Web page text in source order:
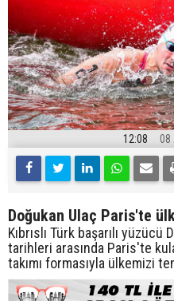
12:08 08
Doğukan Ulaç Paris'te
Kıbrıslı Türk başarılı
tarihleri arasında Paris'te
takımı formasıyla ülkemizi